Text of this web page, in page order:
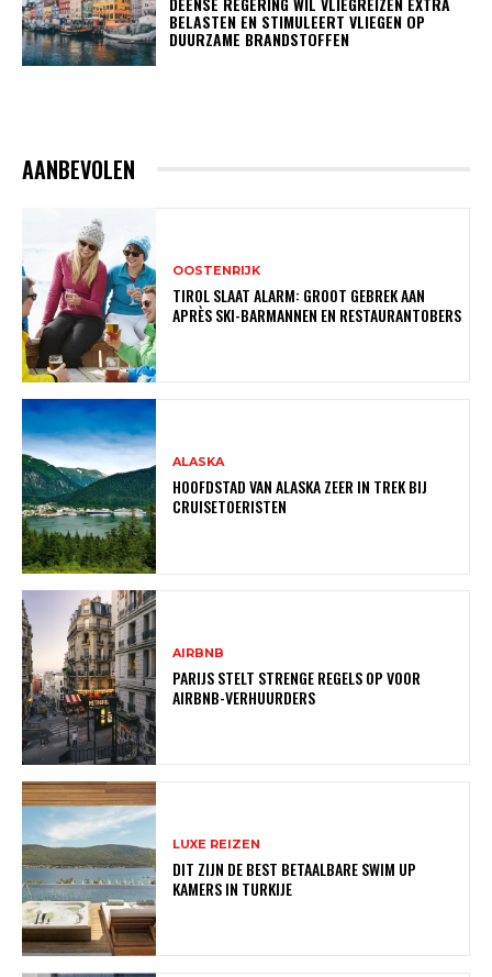
BELASTEN EN STIMULEERT VLIEGEN OP
DUURZAME BRANDSTOFFEN
AANBEVOLEN
OOSTENRIJK
TIROL SLAAT ALARM: GROOT GEBREK AAN
APRÈS SKI-BARMANNEN EN RESTAURANTOBERS
ALASKA
HOOFDSTAD VAN ALASKA ZEER IN TREK BIJ
CRUISETOERISTEN
AIRBNB
PARIJS STELT STRENGE REGELS OP VOOR
AIRBNB-VERHUURDERS
LUXE REIZEN
DIT ZIJN DE BEST BETAALBARE SWIM UP
KAMERS IN TURKIJE